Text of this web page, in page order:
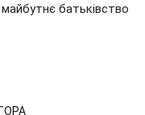
майбутнє батьківство